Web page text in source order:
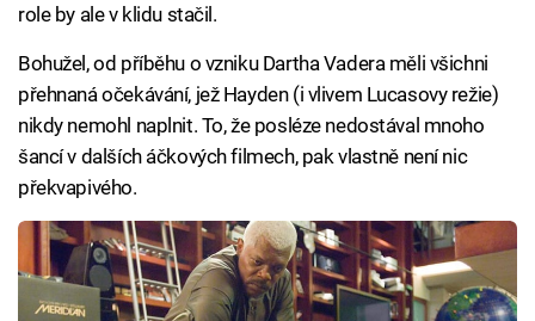
role by ale v klidu stačil.
Bohužel, od příběhu o vzniku Dartha Vadera měli všichni
přehnaná očekávání, jež Hayden (i vlivem Lucasovy režie)
nikdy nemohl naplnit. To, že posléze nedostával mnoho
šancí v dalších áčkových filmech, pak vlastně není nic
překvapivého.